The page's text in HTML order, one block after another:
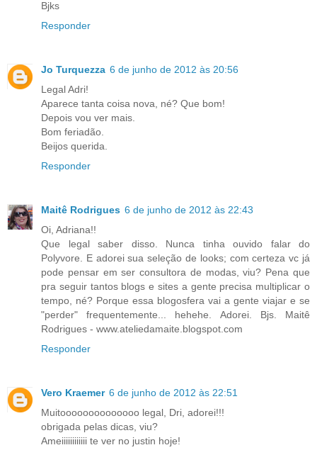
Bjks
Responder
Jo Turquezza 6 de junho de 2012 às 20:56
Legal Adri!
Aparece tanta coisa nova, né? Que bom!
Depois vou ver mais.
Bom feriadão.
Beijos querida.
Responder
Maitê Rodrigues 6 de junho de 2012 às 22:43
Oi, Adriana!!
Que legal saber disso. Nunca tinha ouvido falar do
Polyvore. E adorei sua seleção de looks; com certeza vc já
pode pensar em ser consultora de modas, viu? Pena que
pra seguir tantos blogs e sites a gente precisa multiplicar o
tempo, né? Porque essa blogosfera vai a gente viajar e se
"perder" frequentemente... hehehe. Adorei. Bjs. Maitê
Rodrigues - www.ateliedamaite.blogspot.com
Responder
Vero Kraemer 6 de junho de 2012 às 22:51
Muitoooooooooooooo legal, Dri, adorei!!!
obrigada pelas dicas, viu?
Ameiiiiiiiiiiii te ver no justin hoje!